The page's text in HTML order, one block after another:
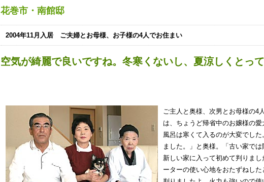
花巻市・南館邸
2004年11月入居 ご夫婦とお母様、お子様の4人でお住まい
空気が綺麗で良いですね。冬寒くないし、夏涼しくとっ
ご主人と奥様、次男とお母様の4
は、ちょうど帰省中のお嬢様の
風呂は寒くて入るのが大変でし
ました。」と奥様。「古い家で
新しい家に入って初めて判りま
ーターの使い心地をおたずねし